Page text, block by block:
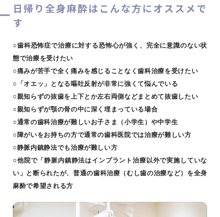
日帰り全身麻酔はこんな方にオススメで
す
○歯科恐怖症で治療に対する恐怖心が強く、完全に意識のない状
態で治療を受けたい
○痛みが苦手で全く痛みを感じることなく歯科治療を受けたい
○「オエッ」となる嘔吐反射が非常に強くて悩んでいる
○親知らずの抜歯を上下とか左右両側などまとめて抜歯したい
○親知らずが顎の骨の中に深く埋まっている場合
○通常の歯科治療が難しいお子さま（小学生）や中学生
○障がいをお持ちの方で通常の歯科医院では治療が難しい方
○静脈内鎮静法でも治療が難しい方
○他院で「静脈内鎮静法はインプラント治療以外で実施していな
い」と断られたが、普通の歯科治療（むし歯の治療など）を全身
麻酔で希望される方